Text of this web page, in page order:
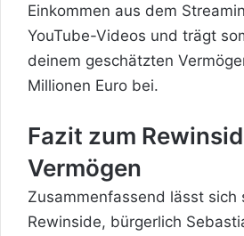
Einkommen aus dem
YouTube-Videos und trägt
deinem geschätzten
Millionen Euro bei.
Fazit zum
Vermögen
Zusammenfassend lässt sich
Rewinside, bürgerlich